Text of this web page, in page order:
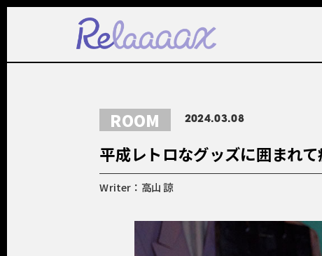
ROOM 2024.03.08
平成レトロなグッズに囲まれ
Writer：高山 諒